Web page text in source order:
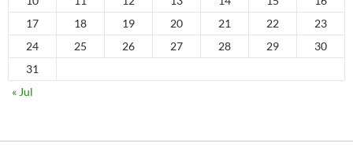
17
18 19 20 21 22
23
24
25 26 27 28 29
30
31
« Jul